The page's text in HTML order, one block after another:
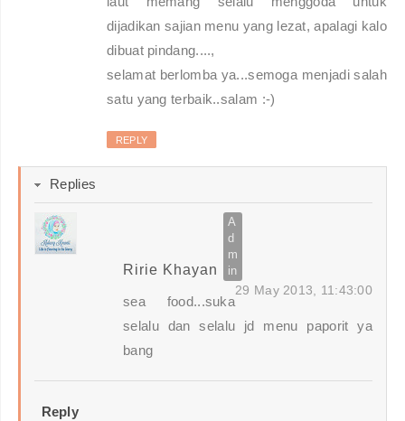
dijadikan sajian menu yang lezat, apalagi kalo
dibuat pindang....,
selamat berlomba ya...semoga menjadi salah
satu yang terbaik..salam :-)
REPLY
Replies
Ririe Khayan
29 May 2013, 11:43:00
sea food...suka
selalu dan selalu jd menu paporit ya
bang
Reply